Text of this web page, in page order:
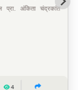
अंकिता चंद्रकांत